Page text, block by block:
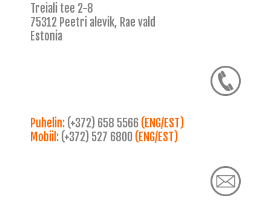
Treiali tee 2-8
75312 Peetri alevik, Rae vald
Estonia
Puhelin: (+372) 658 5566 (ENG/EST)
Mobiil: (+372) 527 6800 (ENG/EST)